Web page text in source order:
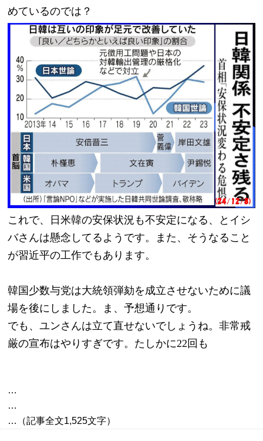
めているのでは？
これで、日米韓の安保状況も不安定になる、とイシ
バさんは懸念してるようです。また、そうなること
が習近平の工作でもあります。
韓国少数与党は大統領弾劾を成立させないために議
場を後にしました。ま、予想通りです。
でも、ユンさんは立て直せないでしょうね。非常戒
厳の宣布はやりすぎです。たしかに22回も
…
…